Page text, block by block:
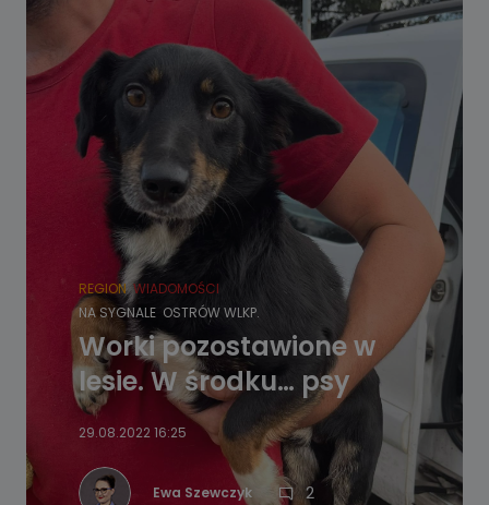
REGION WIADOMOŚCI
NA SYGNALE OSTRÓW WLKP.
Worki pozostawione w
lesie. W środku… psy
29.08.2022 16:25
Ewa Szewczyk 2